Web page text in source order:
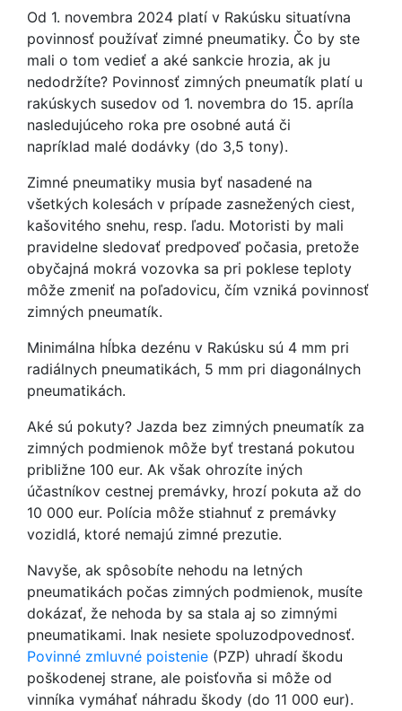
Od 1. novembra 2024 platí v Rakúsku situatívna
povinnosť používať zimné pneumatiky. Čo by ste
mali o tom vedieť a aké sankcie hrozia, ak ju
nedodržíte? Povinnosť zimných pneumatík platí u
rakúskych susedov od 1. novembra do 15. apríla
nasledujúceho roka pre osobné autá či
napríklad malé dodávky (do 3,5 tony).
Zimné pneumatiky musia byť nasadené na
všetkých kolesách v prípade zasnežených ciest,
kašovitého snehu, resp. ľadu. Motoristi by mali
pravidelne sledovať predpoveď počasia, pretože
obyčajná mokrá vozovka sa pri poklese teploty
môže zmeniť na poľadovicu, čím vzniká povinnosť
zimných pneumatík.
Minimálna hĺbka dezénu v Rakúsku sú 4 mm pri
radiálnych pneumatikách, 5 mm pri diagonálnych
pneumatikách.
Aké sú pokuty? Jazda bez zimných pneumatík za
zimných podmienok môže byť trestaná pokutou
približne 100 eur. Ak však ohrozíte iných
účastníkov cestnej premávky, hrozí pokuta až do
10 000 eur. Polícia môže stiahnuť z premávky
vozidlá, ktoré nemajú zimné prezutie.
Navyše, ak spôsobíte nehodu na letných
pneumatikách počas zimných podmienok, musíte
dokázať, že nehoda by sa stala aj so zimnými
pneumatikami. Inak nesiete spoluzodpovednosť.
Povinné zmluvné poistenie (PZP) uhradí škodu
poškodenej strane, ale poisťovňa si môže od
vinníka vymáhať náhradu škody (do 11 000 eur).